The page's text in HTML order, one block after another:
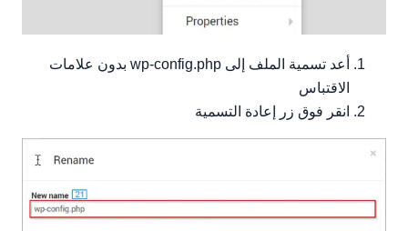
أعد تسمية الملف إلى wp-config.php بدون علامات
الاقتباس
انقر فوق زر إعادة التسمية